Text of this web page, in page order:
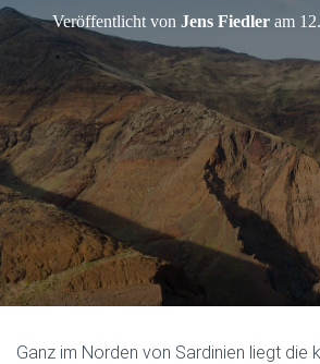
Veröffentlicht von Jens Fiedler am
Ganz im Norden von Sardinien liegt die